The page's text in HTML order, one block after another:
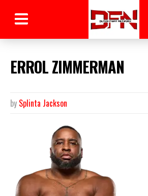
ERROL ZIMMERMAN
by Splinta Jackson